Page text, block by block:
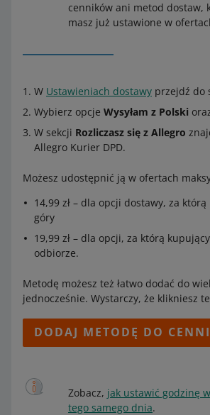
cenników ani metod dostaw,
masz już ustawione w
W Ustawieniach dostawy przejdź do
Wybierz opcje Wysyłam z Polski
W sekcji Rozliczasz się z Allegro
Allegro Kurier DPD.
Możesz udostępnić ją w ofertach
14,99 zł – dla opcji dostawy, za którą
góry
19,99 zł – dla opcji, za którą
odbiorze.
Metodę możesz też łatwo dodać do
jednocześnie. Wystarczy, że klikniesz
DODAJ METODĘ DO
Zobacz, jak ustawić godzinę
tego samego dnia.